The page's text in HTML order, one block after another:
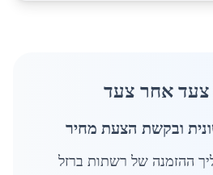
צעד אחר צעד
ההזמנה של רשתות ברזל